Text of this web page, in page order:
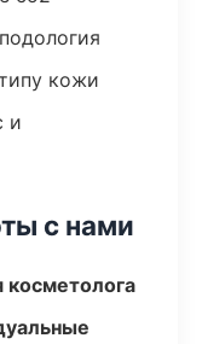
кожи
и
с нами
косметолога